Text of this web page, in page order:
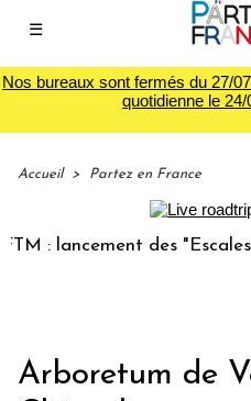
☰
Nos bureaux sont fermés du 27/
quotidienne le
Accueil > Partez en France
: lancement des "Escales
Arboretum de